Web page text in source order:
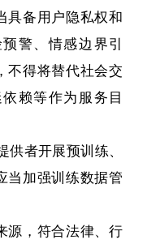
备用户隐私权和
警、情感边界引
不得将替代社会交
赖等作为服务目
者开展预训练、
当加强训练数据管
，符合法律、行